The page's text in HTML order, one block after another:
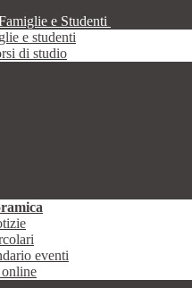
e Studenti
e studenti
di studio
eventi